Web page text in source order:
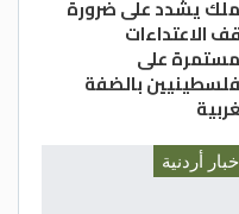
يشدد على ضرورة
الاعتداءات
على
بالضفة
أخبار أردنية